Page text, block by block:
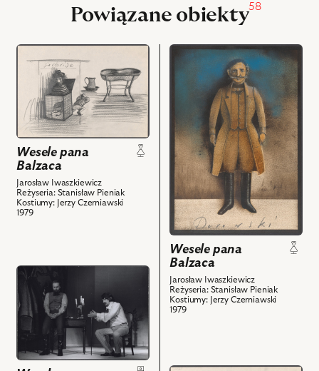
Powiązane obiekty58
przejdź
obiektu
Wesele
pana
Balzaca,
Projekt:
rekwizyt
i
powiązanych
z
Wesele pana
Balzaca
Jarosław Iwaszkiewicz
Reżyseria: Stanisław Pieniak
Kostiumy: Jerzy Czerniawski
1979
przejdź
obiektu
Balzaca,
Projekt:
kostium
Aleksander
Weruha
Darowski
powiązanych
nim
obiektów
Wesele pana
Balzaca
Jarosław Iwaszkiewicz
Reżyseria: Stanisław Pieniak
Kostiumy: Jerzy Czerniawski
1979
przejdź
obiektu
Wesele
pana
Balzaca,
Na